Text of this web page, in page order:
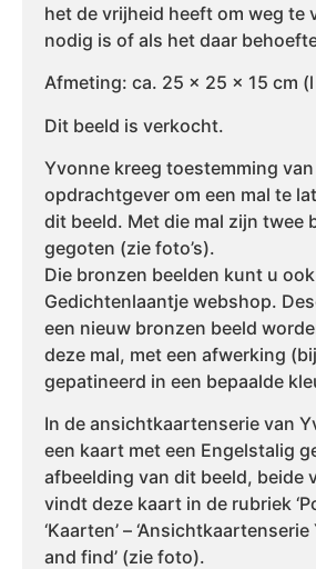
het de vrijheid heeft om weg te
nodig is of als het daar
Afmeting: ca. 25 x 25 x 15 cm
Dit beeld is verkocht.
Yvonne kreeg toestemming
opdrachtgever om een mal te
dit beeld. Met die mal zijn twee
gegoten (zie foto’s).
Die bronzen beelden kunt u
Gedichtenlaantje webshop.
een nieuw bronzen beeld
deze mal, met een afwerking
gepatineerd in een bepaalde
In de ansichtkaartenserie van
een kaart met een Engelstalig
afbeelding van dit beeld, beide
vindt deze kaart in de rubriek
‘Kaarten’ – ‘Ansichtkaartenserie
and find’ (zie foto).